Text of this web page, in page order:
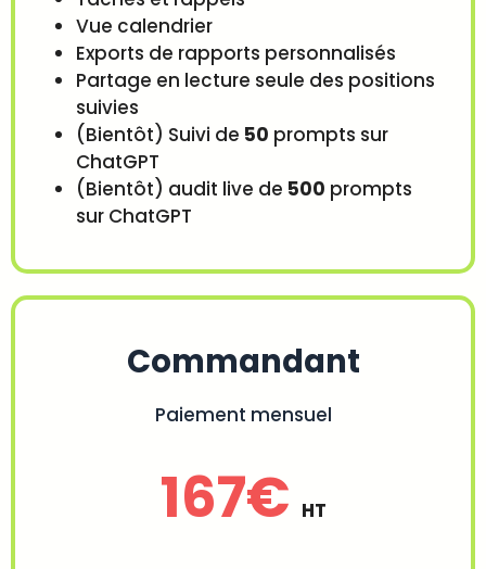
Vue calendrier
Exports de rapports personnalisés
Partage en lecture seule des positions
suivies
(Bientôt) Suivi de 50 prompts sur
ChatGPT
(Bientôt) audit live de 500 prompts
sur ChatGPT
Commandant
Paiement mensuel
167€ HT